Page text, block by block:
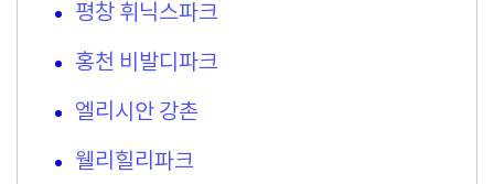
평창 휘닉스파크
홍천 비발디파크
엘리시안 강촌
웰리힐리파크